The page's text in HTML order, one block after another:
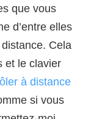
que vous
d’entre elles
Cela
et le clavier
à distance
si vous